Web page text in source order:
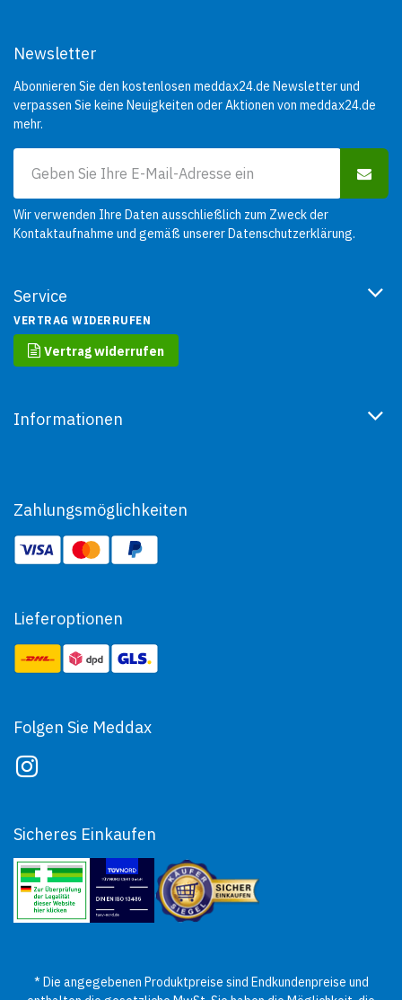
Service
VERTRAG WIDERRUFEN
Vertrag widerrufen
Informationen
Newsletter
Abonnieren Sie den kostenlosen meddax24.de Newsletter und
verpassen Sie keine Neuigkeiten oder Aktionen von meddax24.de
mehr.
Wir verwenden Ihre Daten ausschließlich zum Zweck der
Kontaktaufnahme und gemäß unsererDatenschutzerklärung.
Zahlungsmöglichkeiten
Lieferoptionen
Folgen Sie Meddax
Sicheres Einkaufen
* Die angegebenen Produktpreise sind Endkundenpreise und